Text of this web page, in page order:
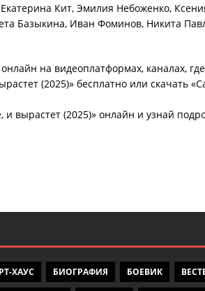
Кит, Эмилия Небоженко,
Базыкина, Иван Фоминов, Никита
на видеоплатформах, каналах,
(2025)» бесплатно или скачать
вырастет (2025)» онлайн и узнай
ХАУС БИОГРАФИЯ БОЕВИК